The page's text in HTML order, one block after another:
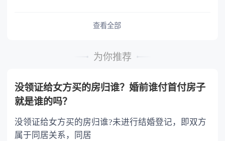
或者与被继承人共同生活的继承人，分配遗产
的继承人，不尽扶养义务的，分配遗产时，应当
查看全部
为你推荐
没领证给女方买的房归谁？婚前谁付首付房子
就是谁的吗？
没领证给女方买的房归谁?未进行结婚登记，即双方
属于同居关系，同居